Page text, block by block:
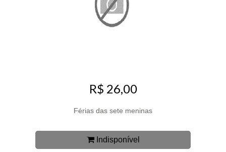
R$ 26,00
Férias das sete meninas
Indisponível